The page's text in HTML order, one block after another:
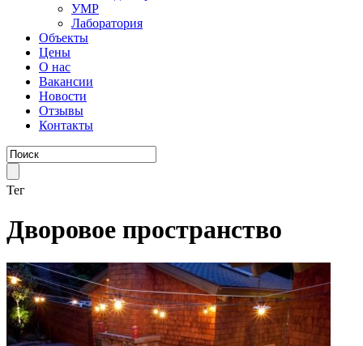
УМР
Лаборатория
Объекты
Цены
О нас
Вакансии
Новости
Отзывы
Контакты
Тег
Дворовое пространство